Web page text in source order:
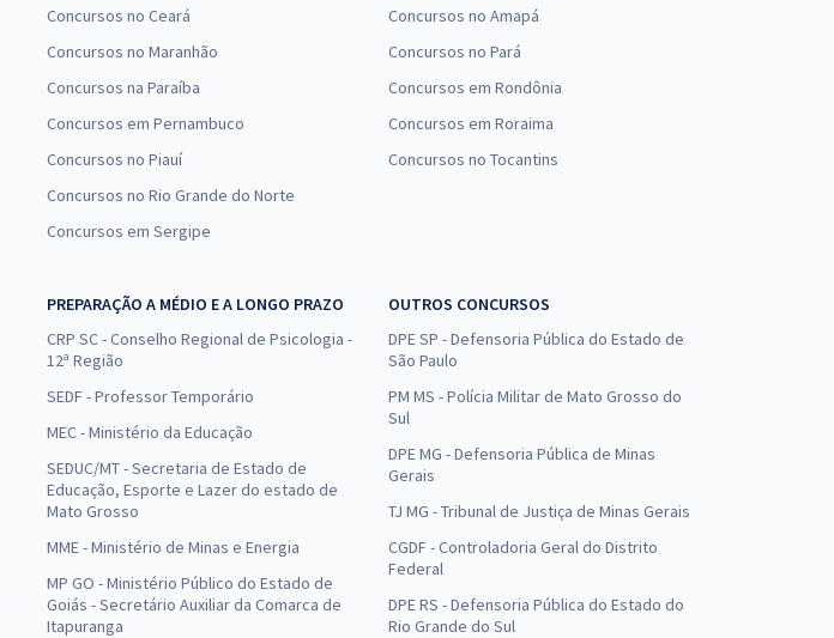
Concursos no Ceará
Concursos no Maranhão
Concursos na Paraíba
Concursos em Pernambuco
Concursos no Piauí
Concursos no Rio Grande do Norte
Concursos em Sergipe
Concursos no Amapá
Concursos no Pará
Concursos em Rondônia
Concursos em Roraima
Concursos no Tocantins
PREPARAÇÃO A MÉDIO E A LONGO PRAZO
CRP SC - Conselho Regional de Psicologia -
12ª Região
SEDF - Professor Temporário
MEC - Ministério da Educação
SEDUC/MT - Secretaria de Estado de
Educação, Esporte e Lazer do estado de
Mato Grosso
MME - Ministério de Minas e Energia
MP GO - Ministério Público do Estado de
Goiás - Secretário Auxiliar da Comarca de
Itapuranga
OUTROS CONCURSOS
DPE SP - Defensoria Pública do Estado de
São Paulo
PM MS - Polícia Militar de Mato Grosso do
Sul
DPE MG - Defensoria Pública de Minas
Gerais
TJ MG - Tribunal de Justiça de Minas Gerais
CGDF - Controladoria Geral do Distrito
Federal
DPE RS - Defensoria Pública do Estado do
Rio Grande do Sul